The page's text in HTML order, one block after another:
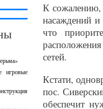
игровые
К сожалению,
насаждений
что
сетей.
Кстати,
пос.
обеспечит